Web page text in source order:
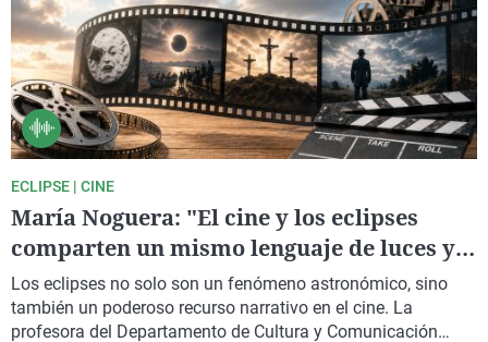
País Vasco
ECLIPSE | CINE
María Noguera: "El cine y los eclipses
comparten un mismo lenguaje de luces y
sombras"
Los eclipses no solo son un fenómeno astronómico, sino
también un poderoso recurso narrativo en el cine. La
profesora del Departamento de Cultura y Comunicación